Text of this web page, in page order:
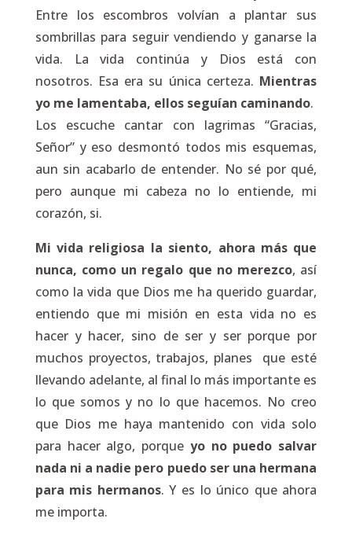
Entre los escombros volvían a plantar sus
sombrillas para seguir vendiendo y ganarse la
vida. La vida continúa y Dios está con
nosotros. Esa era su única certeza. Mientras
yo me lamentaba, ellos seguían caminando.
Los escuche cantar con lagrimas “Gracias,
Señor” y eso desmontó todos mis esquemas,
aun sin acabarlo de entender. No sé por qué,
pero aunque mi cabeza no lo entiende, mi
corazón, si.
Mi vida religiosa la siento, ahora más que
nunca, como un regalo que no merezco, así
como la vida que Dios me ha querido guardar,
entiendo que mi misión en esta vida no es
hacer y hacer, sino de ser y ser porque por
muchos proyectos, trabajos, planes que esté
llevando adelante, al final lo más importante es
lo que somos y no lo que hacemos. No creo
que Dios me haya mantenido con vida solo
para hacer algo, porque yo no puedo salvar
nada ni a nadie pero puedo ser una hermana
para mis hermanos. Y es lo único que ahora
me importa.